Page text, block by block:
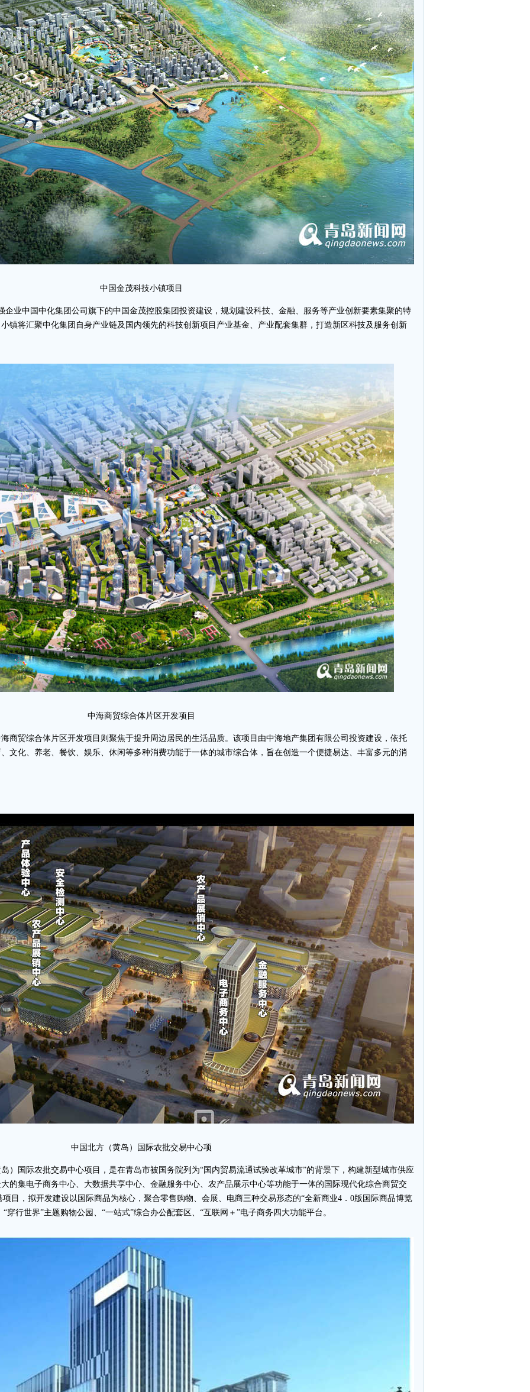
中国金茂科技小镇项目
企业中国中化集团公司旗下的中国金茂控股集团投资建设，规划建设科技、金融、服务等产业创新要素集聚的特
镇将汇聚中化集团自身产业链及国内领先的科技创新项目产业基金、产业配套集群，打造新区科技及服务创新
中海商贸综合体片区开发项目
商贸综合体片区开发项目则聚焦于提升周边居民的生活品质。该项目由中海地产集团有限公司投资建设，依托
文化、养老、餐饮、娱乐、休闲等多种消费功能于一体的城市综合体，旨在创造一个便捷易达、丰富多元的消
中国北方（黄岛）国际农批交易中心项
）国际农批交易中心项目，是在青岛市被国务院列为“国内贸易流通试验改革城市”的背景下，构建新型城市供应
的集电子商务中心、大数据共享中心、金融服务中心、农产品展示中心等功能于一体的国际现代化综合商贸交
目，拟开发建设以国际商品为核心，聚合零售购物、会展、电商三种交易形态的“全新商业4．0版国际商品博览
穿行世界”主题购物公园、“一站式”综合办公配套区、“互联网＋”电子商务四大功能平台。